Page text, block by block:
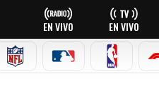
EN VIVO EN VIVO
NFL MLB NBA